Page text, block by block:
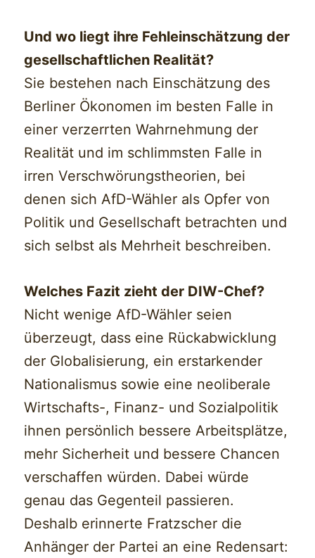
Und wo liegt ihre Fehleinschätzung der
gesellschaftlichen Realität?
Sie bestehen nach Einschätzung des
Berliner Ökonomen im besten Falle in
einer verzerrten Wahrnehmung der
Realität und im schlimmsten Falle in
irren Verschwörungstheorien, bei
denen sich AfD-Wähler als Opfer von
Politik und Gesellschaft betrachten und
sich selbst als Mehrheit beschreiben.
Welches Fazit zieht der DIW-Chef?
Nicht wenige AfD-Wähler seien
überzeugt, dass eine Rückabwicklung
der Globalisierung, ein erstarkender
Nationalismus sowie eine neoliberale
Wirtschafts-, Finanz- und Sozialpolitik
ihnen persönlich bessere Arbeitsplätze,
mehr Sicherheit und bessere Chancen
verschaffen würden. Dabei würde
genau das Gegenteil passieren.
Deshalb erinnerte Fratzscher die
Anhänger der Partei an eine Redensart: